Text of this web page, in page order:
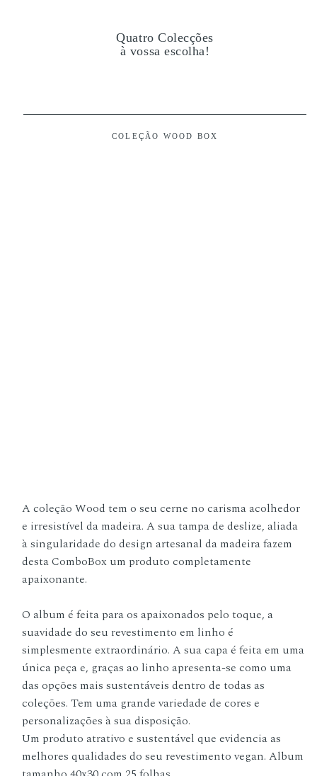
Quatro Colecções
à vossa escolha!
COLEÇÃO WOOD BOX
A coleção Wood tem o seu cerne no carisma acolhedor
e irresistível da madeira. A sua tampa de deslize, aliada
à singularidade do design artesanal da madeira fazem
desta ComboBox um produto completamente
apaixonante.
O album é feita para os apaixonados pelo toque, a
suavidade do seu revestimento em linho é
simplesmente extraordinário. A sua capa é feita em uma
única peça e, graças ao linho apresenta-se como uma
das opções mais sustentáveis dentro de todas as
coleções. Tem uma grande variedade de cores e
personalizações à sua disposição.
Um produto atrativo e sustentável que evidencia as
melhores qualidades do seu revestimento vegan. Album